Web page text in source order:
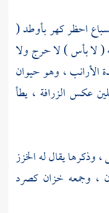
احظر كهر بأوطد (
( لا بأس ) لا حرج ولا
، وهو حيوان
عكس الزرافة ، يطأ
وذكرها يقال له الخزز
، وجمعه خزان كصرد